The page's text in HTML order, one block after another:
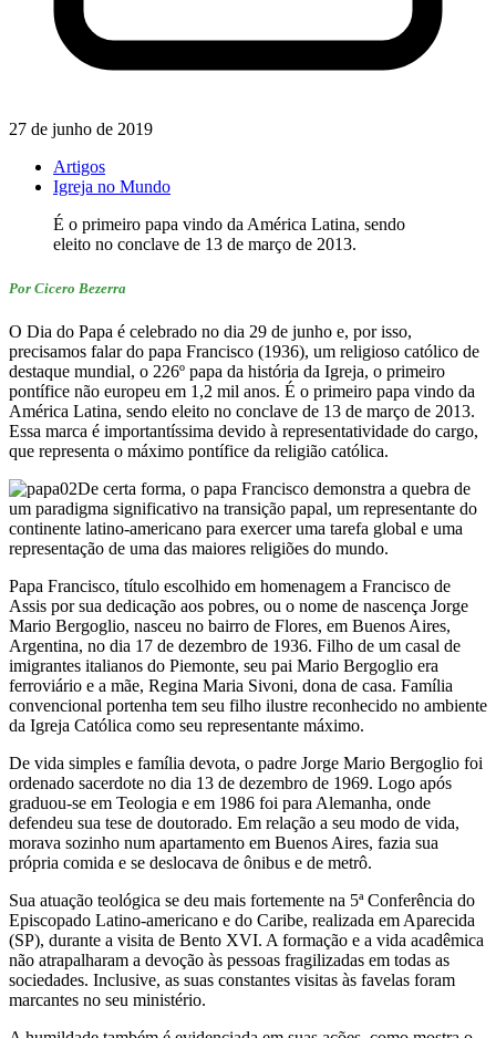
27 de junho de 2019
Artigos
Igreja no Mundo
É o primeiro papa vindo da América Latina, sendo
eleito no conclave de 13 de março de 2013.
Por Cicero Bezerra
O Dia do Papa é celebrado no dia 29 de junho e, por isso,
precisamos falar do papa Francisco (1936), um religioso católico de
destaque mundial, o 226º papa da história da Igreja, o primeiro
pontífice não europeu em 1,2 mil anos. É o primeiro papa vindo da
América Latina, sendo eleito no conclave de 13 de março de 2013.
Essa marca é importantíssima devido à representatividade do cargo,
que representa o máximo pontífice da religião católica.
De certa forma, o papa Francisco demonstra a quebra de
um paradigma significativo na transição papal, um representante do
continente latino-americano para exercer uma tarefa global e uma
representação de uma das maiores religiões do mundo.
Papa Francisco, título escolhido em homenagem a Francisco de
Assis por sua dedicação aos pobres, ou o nome de nascença Jorge
Mario Bergoglio, nasceu no bairro de Flores, em Buenos Aires,
Argentina, no dia 17 de dezembro de 1936. Filho de um casal de
imigrantes italianos do Piemonte, seu pai Mario Bergoglio era
ferroviário e a mãe, Regina Maria Sivoni, dona de casa. Família
convencional portenha tem seu filho ilustre reconhecido no ambiente
da Igreja Católica como seu representante máximo.
De vida simples e família devota, o padre Jorge Mario Bergoglio foi
ordenado sacerdote no dia 13 de dezembro de 1969. Logo após
graduou-se em Teologia e em 1986 foi para Alemanha, onde
defendeu sua tese de doutorado. Em relação a seu modo de vida,
morava sozinho num apartamento em Buenos Aires, fazia sua
própria comida e se deslocava de ônibus e de metrô.
Sua atuação teológica se deu mais fortemente na 5ª Conferência do
Episcopado Latino-americano e do Caribe, realizada em Aparecida
(SP), durante a visita de Bento XVI. A formação e a vida acadêmica
não atrapalharam a devoção às pessoas fragilizadas em todas as
sociedades. Inclusive, as suas constantes visitas às favelas foram
marcantes no seu ministério.